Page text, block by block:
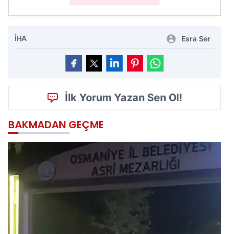
İHA Esra Ser
İlk Yorum Yazan Sen Ol!
BAKMADAN GEÇME